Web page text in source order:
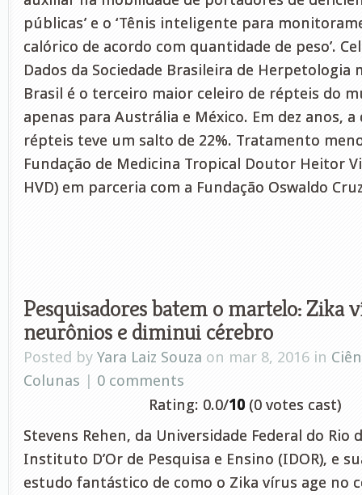
públicas’ e o ‘Tênis inteligente para
calórico de acordo com quantidade de peso’.
Dados da Sociedade Brasileira de Herpetologia
Brasil é o terceiro maior celeiro de répteis do
apenas para Austrália e México. Em dez anos, a
répteis teve um salto de 22%. Tratamento
Fundação de Medicina Tropical Doutor Heitor
HVD) em parceria com a Fundação Oswaldo
Pesquisadores batem o martelo: Zika
neurônios e diminui cérebro
Posted by Yara Laiz Souza on mar 8, 2016 in
Colunas | 0 comments
Rating: 0.0/10 (0 votes cast)
Stevens Rehen, da Universidade Federal do Rio
Instituto D’Or de Pesquisa e Ensino (IDOR), e
estudo fantástico de como o Zika vírus age no